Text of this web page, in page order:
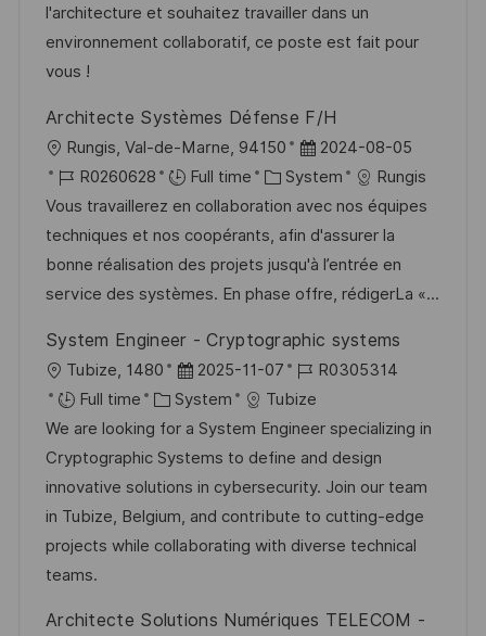
o
n
d
D
a
e
g
o
r
l'architecture et souhaitez travailler dans un
environnement collaboratif, ce poste est fait pour
vous !
Architecte Systèmes Défense F/H
L
o
c
a
t
i
n
Rungis, Val-de-Marne, 94150
P
o
s
t
e
d
a
t
e
2024-08-05
J
o
b
I
d
R0260628 Full time
C
a
t
e
g
r
y
System
Rungis
Vous travaillerez en collaboration avec nos équipes
techniques et nos coopérants, afin d'assurer la
bonne réalisation des projets jusqu'à l’entrée en
service des systèmes. En phase offre, rédigerLa «...
System Engineer - Cryptographic systems
L
o
c
a
t
i
o
n
Tubize, 1480
P
o
s
t
e
d
D
2025-11-07
J
o
b
d
R0305314
Full time
C
a
t
e
g
o
System
Tubize
We are looking for a System Engineer specializing in
Cryptographic Systems to define and design
innovative solutions in cybersecurity. Join our team
in Tubize, Belgium, and contribute to cutting-edge
projects while collaborating with diverse technical
teams.
Architecte Solutions Numériques TELECOM -